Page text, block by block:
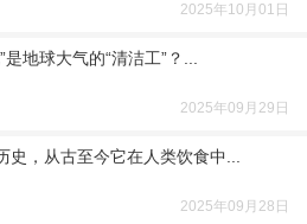
2025年10月01日
地球大气的“清洁工”？...
2025年09月29日
史，从古至今它在人类饮食中...
2025年09月28日